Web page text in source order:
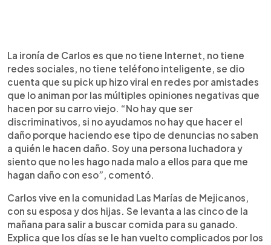
La ironía de Carlos es que no tiene Internet, no tiene
redes sociales, no tiene teléfono inteligente, se dio
cuenta que su pick up hizo viral en redes por amistades
que lo animan por las múltiples opiniones negativas que
hacen por su carro viejo. “No hay que ser
discriminativos, si no ayudamos no hay que hacer el
daño porque haciendo ese tipo de denuncias no saben
a quién le hacen daño. Soy una persona luchadora y
siento que no les hago nada malo a ellos para que me
hagan daño con eso”, comentó.
Carlos vive en la comunidad Las Marías de Mejicanos,
con su esposa y dos hijas. Se levanta a las cinco de la
mañana para salir a buscar comida para su ganado.
Explica que los días se le han vuelto complicados por los